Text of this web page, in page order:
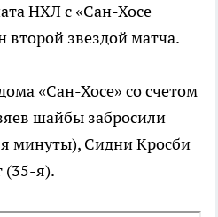
НХЛ с «Сан-Хосе
звездой матча.
«Сан-Хосе» со счетом
шайбы забросили
минуты), Сидни Кросби
(35-я).